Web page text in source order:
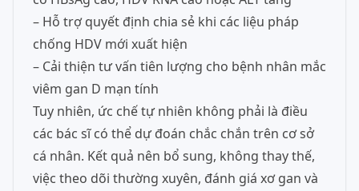
– Hỗ trợ quyết định chia sẻ khi các liệu pháp
chống HDV mới xuất hiện
– Cải thiện tư vấn tiên lượng cho bệnh nhân mắc
viêm gan D mạn tính
Tuy nhiên, ức chế tự nhiên không phải là điều
các bác sĩ có thể dự đoán chắc chắn trên cơ sở
cá nhân. Kết quả nên bổ sung, không thay thế,
việc theo dõi thường xuyên, đánh giá xơ gan và